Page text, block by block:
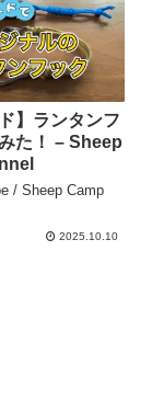
】ランタンフ
た！ – Sheep
/ Sheep Camp
2025.10.10